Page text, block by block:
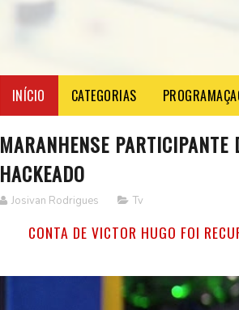
INÍCIO CATEGORIAS
MARANHENSE
HACKEADO
Josivan Rodrigues Tv
CONTA DE VICTOR HUGO FOI